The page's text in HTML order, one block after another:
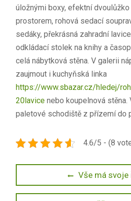
úložnými boxy, efektní
prostorem, rohová sedací
sedáky, překrásná zahradní
odkládací stolek na knihy a
celá nábytková stěna. V galerii
zaujmout i kuchyňská linka
https://www.sbazar.cz/hledej/
20lavicenebo koupelnová stěna.
paletové schodiště z přízemí do
4.6/5 - (8
pro
Previous
post:
Vše má svoje